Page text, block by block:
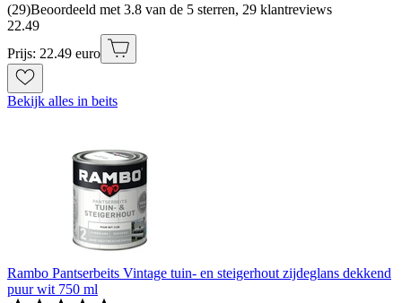
(29)Beoordeeld met 3.8 van de 5 sterren, 29 klantreviews
22.49
Prijs: 22.49 euro
Bekijk alles in beits
Rambo Pantserbeits Vintage tuin- en steigerhout zijdeglans dekkend
puur wit 750 ml